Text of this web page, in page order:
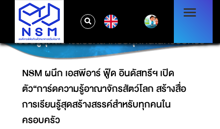
NSM ผนึก เอสพีอาร์ ฟู๊ด อินดัสทรีฯ เปิด
ตัว“การ์ดความรู้อาณาจักรสัตว์โลก สร้างสื่อการ
เรียนรู้สุดสร้างสรรค์สำหรับทุกคนในครอบครัว
NSM ผนึก เอสพีอาร์ ฟู๊ด อินดัสทรีฯ เปิด
ตัว“การ์ดความรู้อาณาจักรสัตว์โลก สร้างสื่อ
การเรียนรู้สุดสร้างสรรค์สำหรับทุกคนใน
ครอบครัว